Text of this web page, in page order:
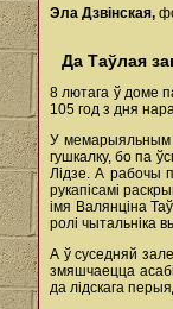
Эла Дзвінская,
Да Таўлая
8 лютага ў доме
105 год з дня
У мемарыяльным
гушкалку, бо па
Лідзе. А рабочы
рукапісамі
імя Валянціна
ролі чытальніка
А ў суседняй
змяшчаецца
да лідскага